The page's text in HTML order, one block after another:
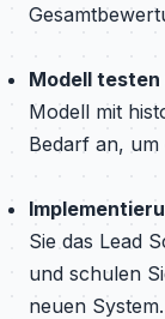
Modell testen
Modell mit
Bedarf an, um
Sie das Lead
und schulen
neuen System.